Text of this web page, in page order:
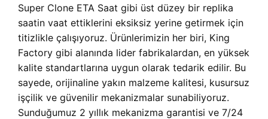
Super Clone ETA Saat gibi üst düzey bir replika
saatin vaat ettiklerini eksiksiz yerine getirmek için
titizlikle çalışıyoruz. Ürünlerimizin her biri, King
Factory gibi alanında lider fabrikalardan, en yüksek
kalite standartlarına uygun olarak tedarik edilir. Bu
sayede, orijinaline yakın malzeme kalitesi, kusursuz
işçilik ve güvenilir mekanizmalar sunabiliyoruz.
Sunduğumuz 2 yıllık mekanizma garantisi ve 7/24